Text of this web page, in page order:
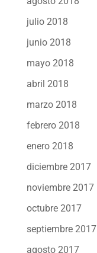
julio 2018
junio 2018
mayo 2018
abril 2018
marzo 2018
febrero 2018
enero 2018
diciembre 2017
noviembre 2017
octubre 2017
septiembre 2017
agosto 2017